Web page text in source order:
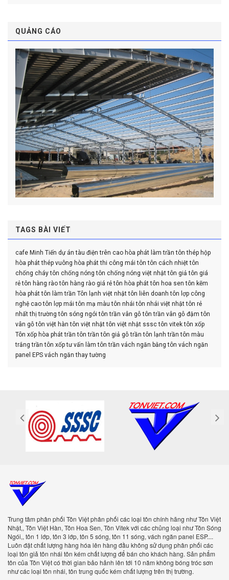
QUẢNG CÁO
TAGS BÀI VIẾT
cafe Minh Tiến dự án tàu điện trên cao hòa phát làm trần tôn thép hộp
hòa phát thép vuông hòa phát thi công mái tôn tôn cách nhiệt tôn
chống cháy tôn chống nóng tôn chống nóng việt nhật tôn giả tôn giá
rẻ tôn hàng rào tôn hàng rào giá rẻ tôn hòa phát tôn hoa sen tôn kẽm
hòa phát tôn làm trần Tôn lạnh việt nhật tôn liên doanh tôn lợp công
nghệ cao tôn lợp mái tôn mạ màu tôn nhái tôn nhái việt nhật tôn rẻ
nhất thị trường tôn sóng ngói tôn trần vân gỗ tôn trần vân gỗ đậm tôn
vân gỗ tôn việt hàn tôn việt nhật tôn việt nhật sssc tôn vitek tôn xốp
Tôn xốp hòa phát trần tôn trần tôn giả gỗ trần tôn lạnh trần tôn màu
trắng trần tôn xốp tư vấn làm tôn trần vách ngăn bằng tôn vách ngăn
panel EPS vách ngăn thay tường
Trung tâm phân phối Tôn Việt phân phối các loại tôn chính hãng như Tôn Việt
Nhật,, Tôn Việt Hàn, Tôn Hoa Sen, Tôn Vitek với các chủng loại như Tôn Sóng
Ngói,, tôn 1 lớp, tôn 3 lớp, tôn 5 sóng, tôn 11 sóng, vách ngăn panel ESP....
Luôn đặt chất lượng hàng hóa lên hàng đầu không sử dụng phân phối các
loại tôn giả tôn nhái tôn kém chất lượng để bán cho khách hàng. Sản phẩm
tôn của Tôn Việt có thời gian bảo hảnh lên tới 10 năm không bóng tróc sơn
như các loại tôn nhái, tôn trung quốc kém chất lượng trên thị trường.